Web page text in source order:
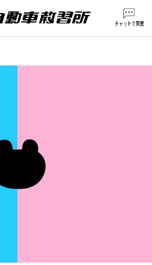
月の輪自動車
チャットで質問